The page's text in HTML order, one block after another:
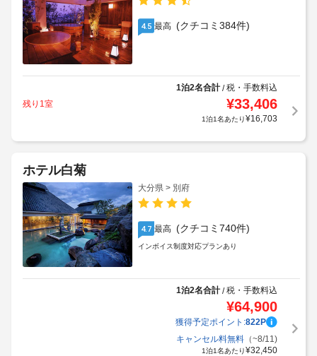
4.5 最高 (クチコミ384件)
1泊2名合計/税・手数料込
残り1室
¥33,406
1泊1名あたり¥16,703
ホテル白菊
大分県 > 別府
4.7 最高 (クチコミ740件)
インボイス制度対応プランあり
1泊2名合計/税・手数料込
¥64,900
獲得予定ポイント:822P
キャンセル料無料（~8/11)
1泊1名あたり¥32,450